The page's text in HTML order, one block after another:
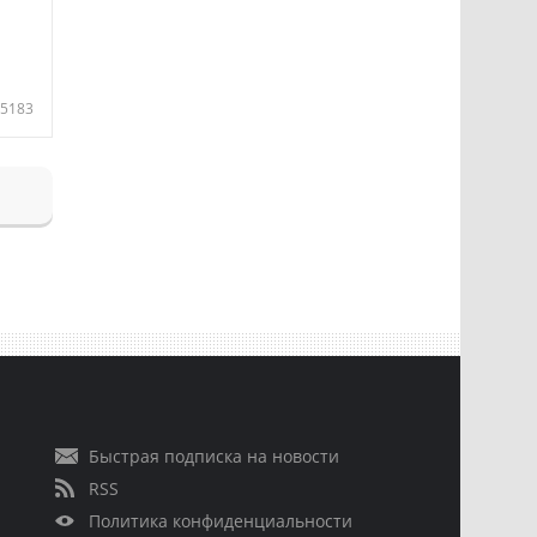
5183
Быстрая подписка на новости
RSS
Политика конфиденциальности